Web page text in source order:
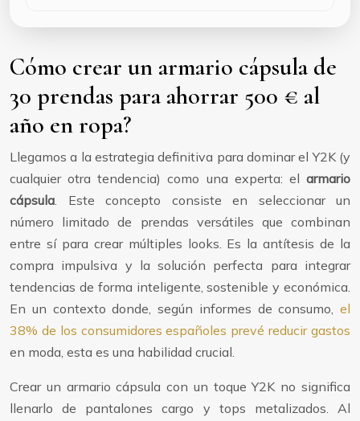
Cómo crear un armario cápsula de
30 prendas para ahorrar 500 € al
año en ropa?
Llegamos a la estrategia definitiva para dominar el Y2K (y
cualquier otra tendencia) como una experta: el armario
cápsula. Este concepto consiste en seleccionar un
número limitado de prendas versátiles que combinan
entre sí para crear múltiples looks. Es la antítesis de la
compra impulsiva y la solución perfecta para integrar
tendencias de forma inteligente, sostenible y económica.
En un contexto donde, según informes de consumo, el
38% de los consumidores españoles prevé reducir gastos
en moda, esta es una habilidad crucial.
Crear un armario cápsula con un toque Y2K no significa
llenarlo de pantalones cargo y tops metalizados. Al